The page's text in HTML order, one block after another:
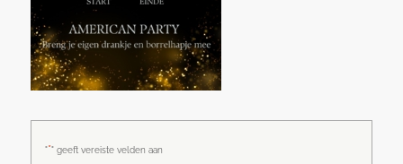
"*" geeft vereiste velden aan